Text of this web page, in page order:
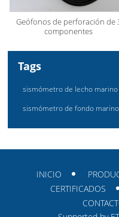
Geófonos de perforación de
componentes
Tags
sismómetro de lecho marino
sismómetro de fondo marino
INICIO
CERTIFICADOS